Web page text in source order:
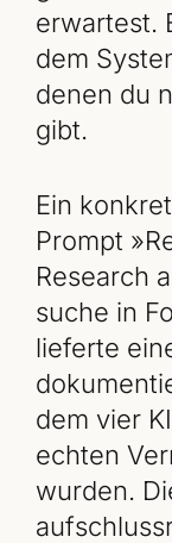
erwartest.
dem
denen du
gibt.
Ein
Prompt
Research
suche in
lieferte
dem vier
echten
wurden.